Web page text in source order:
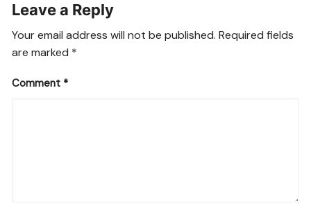
Leave a Reply
Your email address will not be published. Required fields
are marked *
Comment *